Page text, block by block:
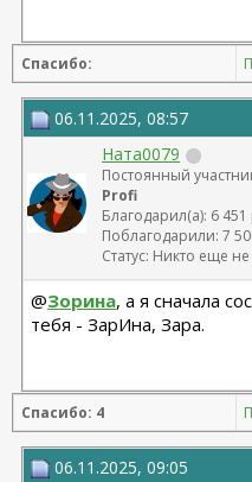
08.2015, allergan 240,
(молодости и красоты)
Спасибо:
06.11.2025, 08:57
Ната0079
Постоянный
Profi
Благодарил(а): 6 451
Поблагодарили: 7
Статус: Никто еще
@Зорина, а я сначала
тебя - ЗарИна, Зара.
Спасибо: 4
06.11.2025, 09:05